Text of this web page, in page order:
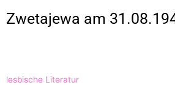
Zwetajewa am
lesbische Literatur